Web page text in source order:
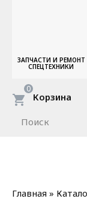
ЗАПЧАСТИ И РЕМОНТ
СПЕЦТЕХНИКИ
Корзина
0
Главная »